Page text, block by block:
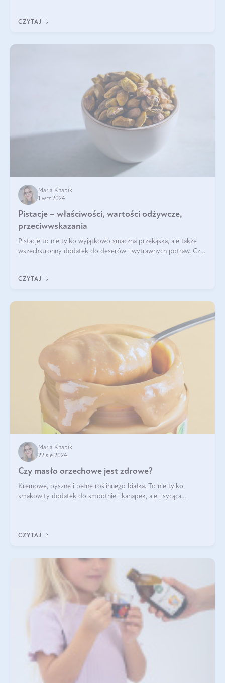
CZYTAJ
Maria Knapik
1 wrz 2024
Pistacje – właściwości, wartości odżywcze,
przeciwwskazania
Pistacje to nie tylko wyjątkowo smaczna przekąska, ale także
wszechstronny dodatek do deserów i wytrawnych potraw. Czy
CZYTAJ
Maria Knapik
22 sie 2024
Czy masło orzechowe jest zdrowe?
Kremowe, pyszne i pełne roślinnego białka. To nie tylko
smakowity dodatek do smoothie i kanapek, ale i sycąca
CZYTAJ